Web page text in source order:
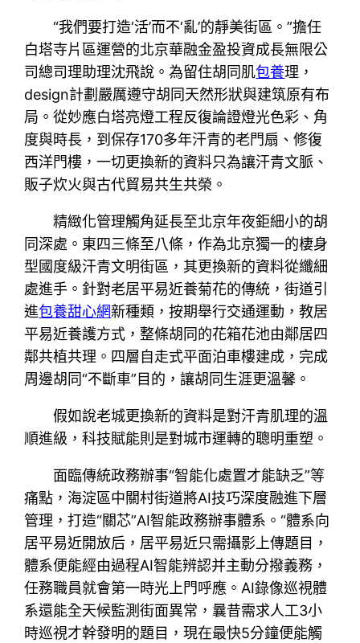
“我們要打造‘活’而不‘亂’的靜美街區。”擔任
白塔寺片區運營的北京華融金盈投資成長無限公
司總司理助理沈飛說。為留住胡同肌包養理，
design計劃嚴厲遵守胡同天然形狀與建筑原有布
局。從妙應白塔亮燈工程反復論證燈光色彩、角
度與時長，到保存170多年汗青的老門扇、修復
西洋門樓，一切更換新的資料只為讓汗青文脈、
販子炊火與古代貿易共生共榮。
精緻化管理觸角延長至北京年夜鉅細小的胡
同深處。東四三條至八條，作為北京獨一的棲身
型國度級汗青文明街區，其更換新的資料從纖細
處進手。針對老居平易近養菊花的傳統，街道引
進包養甜心網新種類，按期舉行交通運動，教居
平易近養護方式，整條胡同的花箱花池由鄰居四
鄰共植共理。四層自走式平面泊車樓建成，完成
周邊胡同“不斷車”目的，讓胡同生涯更溫馨。
假如說老城更換新的資料是對汗青肌理的溫
順進級，科技賦能則是對城市運轉的聰明重塑。
面臨傳統政務辦事“智能化處置才能缺乏”等
痛點，海淀區中關村街道將AI技巧深度融進下層
管理，打造“關芯”AI智能政務辦事體系。“體系向
居平易近開放后，居平易近只需攝影上傳題目，
體系便能經由過程AI智能辨認并主動分撥義務，
任務職員就會第一時光上門呼應。AI錄像巡視體
系還能全天候監測街面異常，曩昔需求人工3小
時巡視才幹發明的題目，現在最快5分鐘便能觸